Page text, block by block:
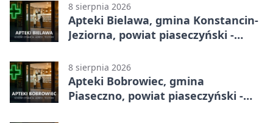
8 sierpnia 2026
Apteki Bielawa, gmina Konstancin-
Jeziorna, powiat piaseczyński -
8 sierpnia 2026
Apteki Bobrowiec, gmina
Piaseczno, powiat piaseczyński -